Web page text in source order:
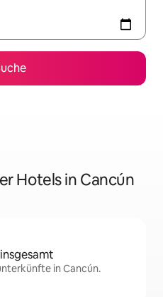
Hotels in Cancún
in Cancún.